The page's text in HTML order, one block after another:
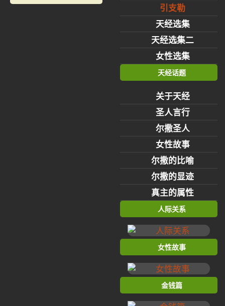
引支勒
天经选集
天经选集二
女性选集
天经话题
关于天经
圣人言行
尔撒圣人
女性故事
尔撒的比喻
尔撒的显迹
真主的属性
人际关系
女性故事
金钱篇